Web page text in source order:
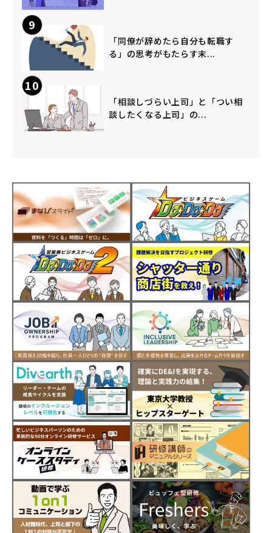
9
「同僚が辞めたら自分も転職す
る」の思考がもたらす末...
10
「相談しづらい上司」と「つい相
談したくなる上司」の...